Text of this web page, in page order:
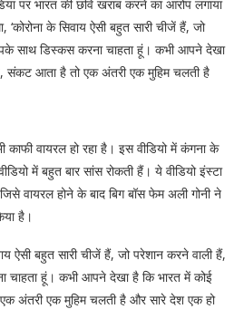
पर भारत की छवि खराब करने का आरोप लगाया
‘कोरोना के सिवाय ऐसी बहुत सारी चीजें हैं, जो
साथ डिस्कस करना चाहता हूं। कभी आपने देखा
संकट आता है तो एक अंतरी एक मुहिम चलती है
काफी वायरल हो रहा है। इस वीडियो में कंगना के
में बहुत बार सांस रोकती हैं। ये वीडियो इंस्टा
वायरल होने के बाद बिग बॉस फेम अली गोनी ने
है।
ऐसी बहुत सारी चीजें हैं, जो परेशान करने वाली हैं,
हूं। कभी आपने देखा है कि भारत में कोई
अंतरी एक मुहिम चलती है और सारे देश एक हो